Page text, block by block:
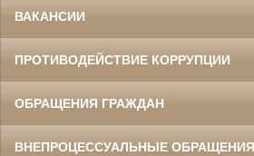
ВАКАНСИИ
ПРОТИВОДЕЙСТВИЕ КОРРУПЦИИ
ОБРАЩЕНИЯ ГРАЖДАН
ВНЕПРОЦЕССУАЛЬНЫЕ ОБРАЩЕНИЯ